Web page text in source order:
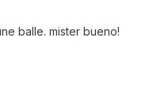
balle. mister bueno!